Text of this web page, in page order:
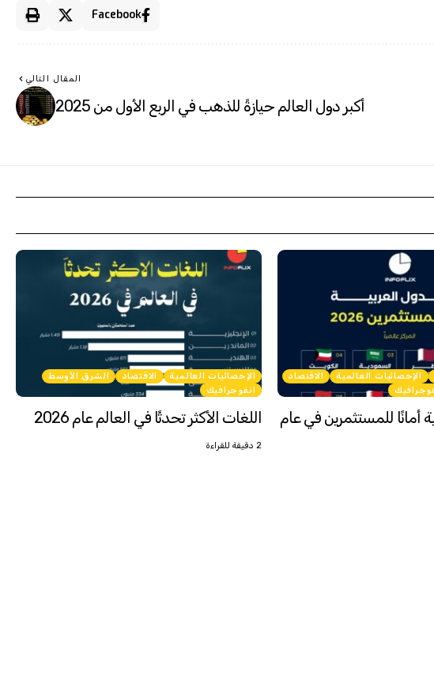
Facebook
المقال التالي
أكبر دول العالم حيازةً للذهب في الربع الأول من 2025
الإحصائيات العالمية
الاقتصاد
أمانًا للمستثمرين في عام
الإحصائيات العالمية الاقتصاد
الشرق الأوسط
انفوجرافيك
اللغات الأكثر تحدثًا في العالم عام 2026
2 دقيقة للقراءة